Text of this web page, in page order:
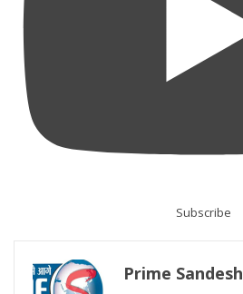
Subscribe
Prime Sandesh